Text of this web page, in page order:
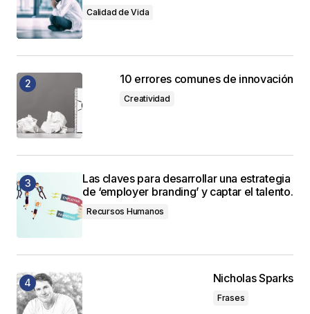
Calidad de Vida
10 errores comunes de innovación
Creatividad
Las claves para desarrollar una estrategia
de ‘employer branding’ y captar el talento.
Recursos Humanos
Nicholas Sparks
Frases